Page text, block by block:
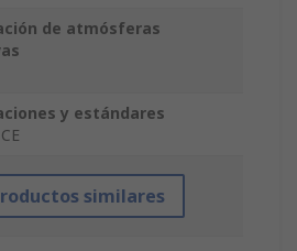
de atmósferas
y estándares
similares